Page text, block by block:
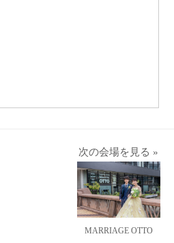
次の会場を見る »
MARRIAGE OTTO